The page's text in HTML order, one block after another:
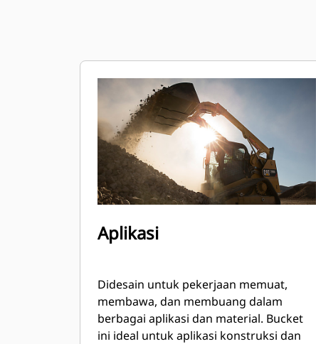
Aplikasi
Didesain untuk pekerjaan memuat,
membawa, dan membuang dalam
berbagai aplikasi dan material. Bucket
ini ideal untuk aplikasi konstruksi dan